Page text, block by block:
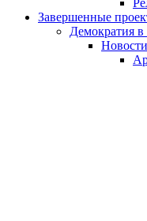
Завершенные
Демократия в
Новости